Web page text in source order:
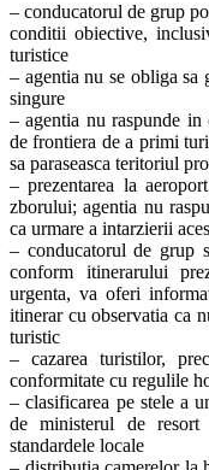
– conducatorul de grup
conditii obiective,
turistice
– agentia nu se obliga sa
singure
– agentia nu raspunde
de frontiera de a primi
sa paraseasca teritoriul
– prezentarea la
zborului; agentia nu
ca urmare a intarzierii
– conducatorul de grup
conform itinerarului
urgenta, va oferi
itinerar cu observatia ca
turistic
– cazarea turistilor,
conformitate cu regulile
– clasificarea pe stele a
de ministerul de
standardele locale